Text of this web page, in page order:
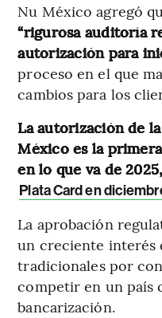
Nu México agregó
“rigurosa auditoría
autorización para
proceso en el que
cambios para los
La autorización de
México es la
en lo que va de 2025,
Plata Card en
La aprobación
un creciente interés
tradicionales por
competir en un país
bancarización.